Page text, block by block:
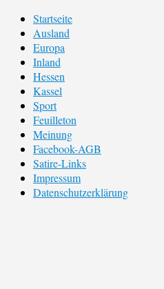
Startseite
Ausland
Europa
Inland
Hessen
Kassel
Sport
Feuilleton
Meinung
Facebook-AGB
Satire-Links
Impressum
Datenschutzerklärung